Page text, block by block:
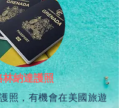
林納達護照
照，有機會在美國旅遊